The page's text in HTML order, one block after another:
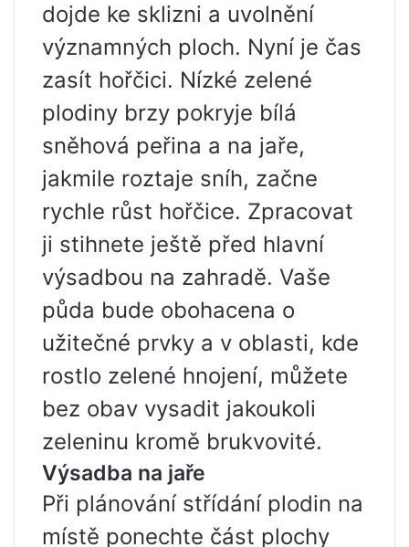
dojde ke sklizni a uvolnění
významných ploch. Nyní je čas
zasít hořčici. Nízké zelené
plodiny brzy pokryje bílá
sněhová peřina a na jaře,
jakmile roztaje sníh, začne
rychle růst hořčice. Zpracovat
ji stihnete ještě před hlavní
výsadbou na zahradě. Vaše
půda bude obohacena o
užitečné prvky a v oblasti, kde
rostlo zelené hnojení, můžete
bez obav vysadit jakoukoli
zeleninu kromě brukvovité.
Výsadba na jaře
Při plánování střídání plodin na
místě ponechte část plochy